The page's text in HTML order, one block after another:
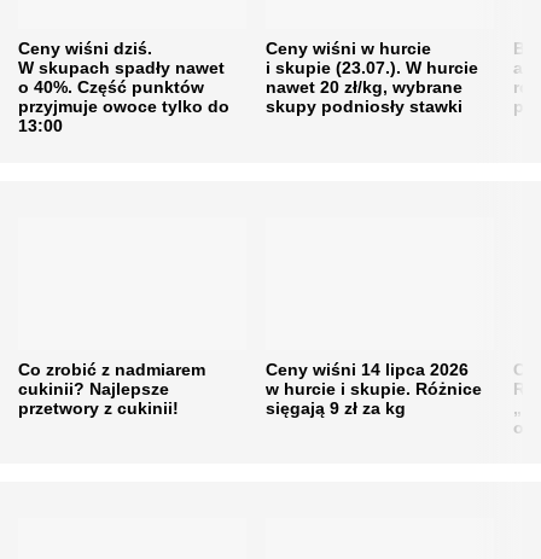
Ceny wiśni dziś.
W skupach spadły nawet
o 40%. Część punktów
przyjmuje owoce tylko do
13:00
Ceny wiśni w hurcie
i skupie (23.07.). W hurcie
nawet 20 zł/kg, wybrane
skupy podniosły stawki
Co zrobić z nadmiarem
cukinii? Najlepsze
przetwory z cukinii!
Ceny wiśni 14 lipca 2026
w hurcie i skupie. Różnice
sięgają 9 zł za kg